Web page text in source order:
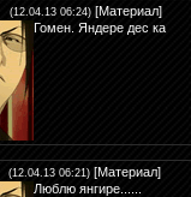
(12.04.13 06:24) [Материал]
Гомен. Яндере дес ка
(12.04.13 06:21) [Материал]
Люблю янгире......